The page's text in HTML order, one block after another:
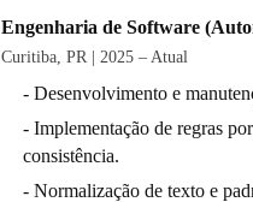
Engenharia de Software
Curitiba, PR | 2025 – Atual
- Desenvolvimento e
- Implementação de regras
consistência.
- Normalização de texto e